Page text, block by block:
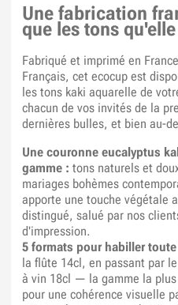
Une fabrication
que les tons
Fabriqué et imprimé en
Français, cet ecocup est
les tons kaki aquarelle de
chacun de vos invités de la
dernières bulles, et bien au-
Une couronne eucalyptus
gamme : tons naturels et
mariages bohèmes
apporte une touche végétale
distingué, salué par nos
d'impression.
5 formats pour habiller
la flûte 14cl, en passant par
à vin 18cl — la gamme la
pour une cohérence visuelle